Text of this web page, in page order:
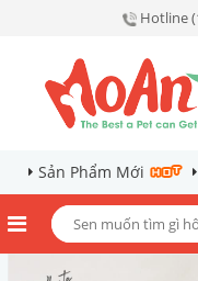
Hotline
Sản Phẩm Mới